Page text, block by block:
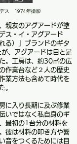
デス ​1974年撮影
親友のアグアードが塗
ス・イ・アグアード
る）」ブランドのギタ
、アグアードは目と足
。工房は、約30㎡の広
作業台など２人の歴史
業方法も含めて時代を
。
に入り長期に及ぶ修業
いではなく私自身のギ
最初の1台分の材料を
彼は材料の叩き方や響
音をつくるためには目